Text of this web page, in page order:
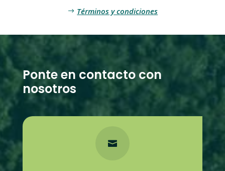
Términos y condiciones
Ponte en contacto con
nosotros
